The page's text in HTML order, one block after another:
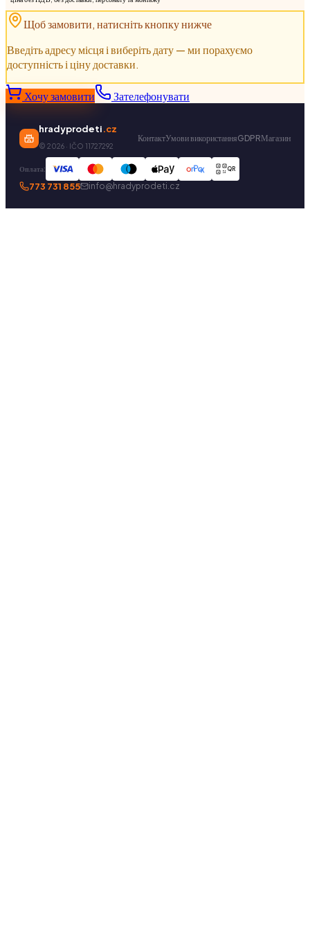
Щоб замовити, натисніть кнопку нижче
Введіть адресу місця і виберіть дату — ми порахуємо
доступність і ціну доставки.
Хочу замовити Зателефонувати
hradyprodeti.cz
© 2026 · IČO 11727292
КонтактУмови використанняGDPRМагазин
Оплата: QR
773 731 855 info@hradyprodeti.cz